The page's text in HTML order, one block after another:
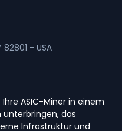
82801 - USA
ASIC-Miner in einem
das
Infrastruktur und